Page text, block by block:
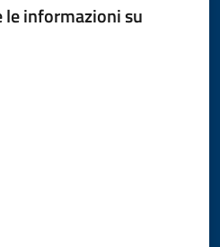
le informazioni su